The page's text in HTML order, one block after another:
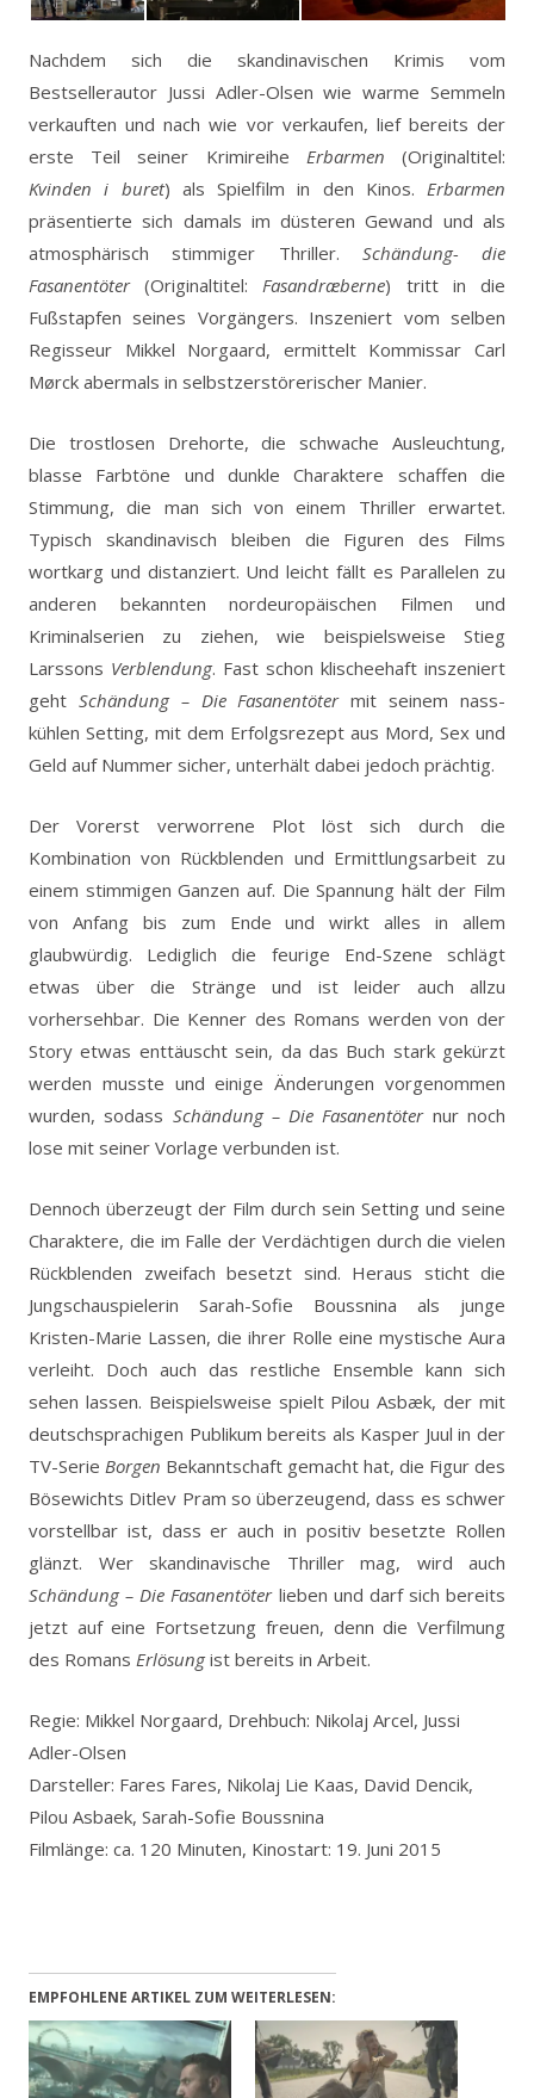
Nachdem sich die skandinavischen Krimis vom
Bestsellerautor Jussi Adler-Olsen wie warme Semmeln
verkauften und nach wie vor verkaufen, lief bereits der
erste Teil seiner Krimireihe Erbarmen (Originaltitel:
Kvinden i buret) als Spielfilm in den Kinos. Erbarmen
präsentierte sich damals im düsteren Gewand und als
atmosphärisch stimmiger Thriller. Schändung- die
Fasanentöter(Originaltitel: Fasandræberne) tritt in die
Fußstapfen seines Vorgängers. Inszeniert vom selben
Regisseur Mikkel Norgaard, ermittelt Kommissar Carl
Mørck abermals in selbstzerstörerischer Manier.
Die trostlosen Drehorte, die schwache Ausleuchtung,
blasse Farbtöne und dunkle Charaktere schaffen die
Stimmung, die man sich von einem Thriller erwartet.
Typisch skandinavisch bleiben die Figuren des Films
wortkarg und distanziert. Und leicht fällt es Parallelen zu
anderen bekannten nordeuropäischen Filmen und
Kriminalserien zu ziehen, wie beispielsweise Stieg
Larssons Verblendung. Fast schon klischeehaft inszeniert
geht Schändung – Die Fasanentötermit seinem nass-
kühlen Setting, mit dem Erfolgsrezept aus Mord, Sex und
Geld auf Nummer sicher, unterhält dabei jedoch prächtig.
Der Vorerst verworrene Plot löst sich durch die
Kombination von Rückblenden und Ermittlungsarbeit zu
einem stimmigen Ganzen auf. Die Spannung hält der Film
von Anfang bis zum Ende und wirkt alles in allem
glaubwürdig. Lediglich die feurige End-Szene schlägt
etwas über die Stränge und ist leider auch allzu
vorhersehbar. Die Kenner des Romans werden von der
Story etwas enttäuscht sein, da das Buch stark gekürzt
werden musste und einige Änderungen vorgenommen
wurden, sodass Schändung – Die Fasanentöternur noch
lose mit seiner Vorlage verbunden ist.
Dennoch überzeugt der Film durch sein Setting und seine
Charaktere, die im Falle der Verdächtigen durch die vielen
Rückblenden zweifach besetzt sind. Heraus sticht die
Jungschauspielerin Sarah-Sofie Boussnina als junge
Kristen-Marie Lassen, die ihrer Rolle eine mystische Aura
verleiht. Doch auch das restliche Ensemble kann sich
sehen lassen. Beispielsweise spielt Pilou Asbæk, der mit
deutschsprachigen Publikum bereits als Kasper Juul in der
TV-Serie Borgen Bekanntschaft gemacht hat, die Figur des
Bösewichts Ditlev Pram so überzeugend, dass es schwer
vorstellbar ist, dass er auch in positiv besetzte Rollen
glänzt. Wer skandinavische Thriller mag, wird auch
Schändung – Die Fasanentöterlieben und darf sich bereits
jetzt auf eine Fortsetzung freuen, denn die Verfilmung
des Romans Erlösungist bereits in Arbeit.
Regie: Mikkel Norgaard, Drehbuch: Nikolaj Arcel, Jussi
Adler-Olsen
Darsteller: Fares Fares, Nikolaj Lie Kaas, David Dencik,
Pilou Asbaek, Sarah-Sofie Boussnina
Filmlänge: ca. 120 Minuten, Kinostart: 19. Juni 2015
EMPFOHLENE ARTIKEL ZUM WEITERLESEN: